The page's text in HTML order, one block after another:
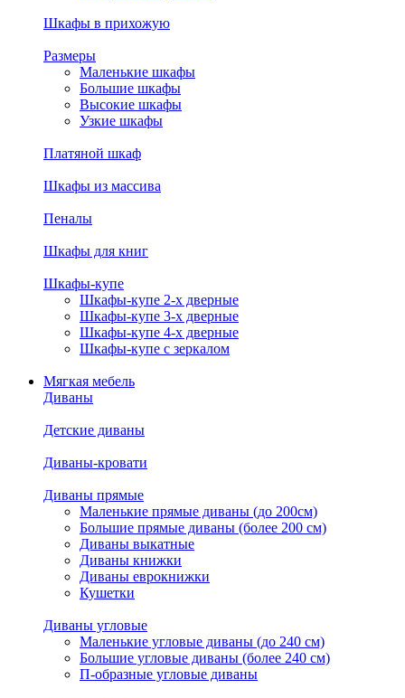
Шкафы в прихожую
Размеры
Маленькие шкафы
Большие шкафы
Высокие шкафы
Узкие шкафы
Платяной шкаф
Шкафы из массива
Пеналы
Шкафы для книг
Шкафы-купе
Шкафы-купе 2-х дверные
Шкафы-купе 3-х дверные
Шкафы-купе 4-х дверные
Шкафы-купе с зеркалом
Мягкая мебель
Диваны
Детские диваны
Диваны-кровати
Диваны прямые
Маленькие прямые диваны (до 200см)
Большие прямые диваны (более 200 см)
Диваны выкатные
Диваны книжки
Диваны еврокнижки
Кушетки
Диваны угловые
Маленькие угловые диваны (до 240 см)
Большие угловые диваны (более 240 см)
П-образные угловые диваны